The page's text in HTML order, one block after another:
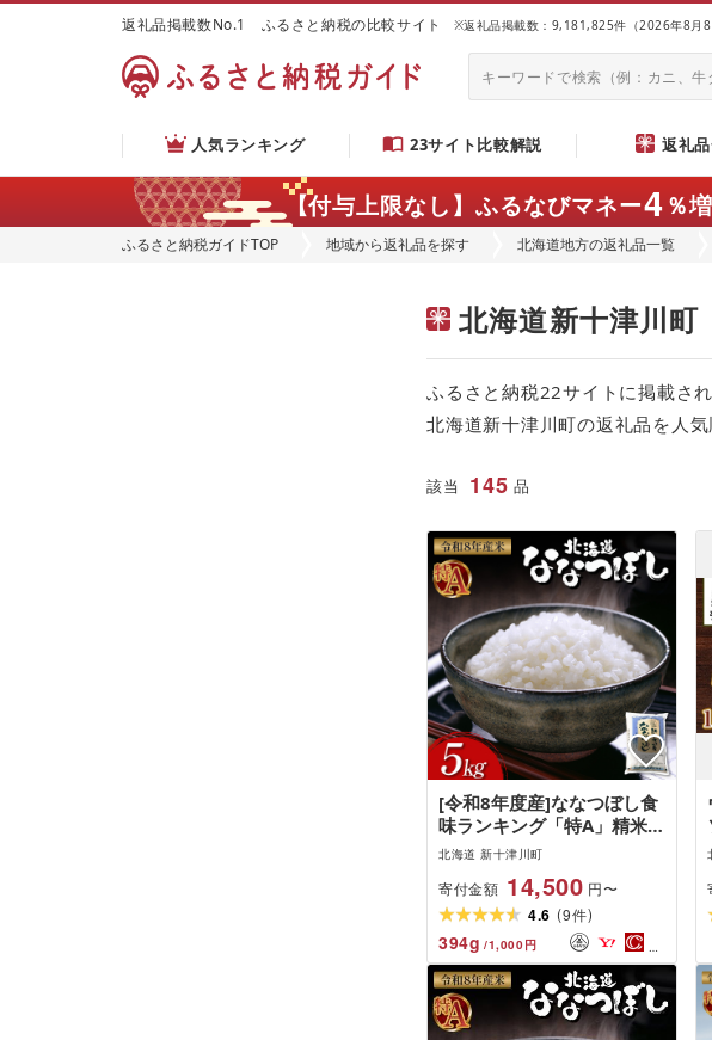
返礼品掲載数No.1 ふるさと納税の比較サイト ※返礼品掲載数：9,181,825件（2026年8月8
人気ランキング 23サイト比較解説 返礼
【付与上限なし】ふるなびマネー4％
ふるさと納税ガイドTOP 地域から返礼品を探す 北海道地方の返礼品一覧
北海道新十津川
ふるさと納税22サイトに掲載さ
北海道新十津川町の返礼品を人気
該当 145 品
[令和8年度産]ななつぼし食
味ランキング「特A」精米
(5kg)
北海道 新十津川町
寄付金額 14,500 円〜
4.6 (9件)
394g /1,000円